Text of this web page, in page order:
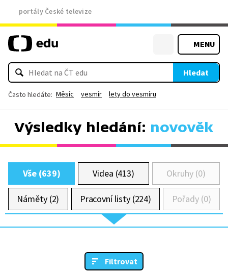
portály České televize
MENU
Hledat
Často hledáte: Měsíc vesmír lety do vesmíru
Výsledky hledání: novověk
Vše (639) Videa (413) Okruhy (0)
Náměty (2) Pracovní listy (224) Pořady (0)
Filtrovat